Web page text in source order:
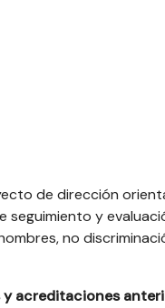
de dirección
seguimiento y
no
acreditaciones